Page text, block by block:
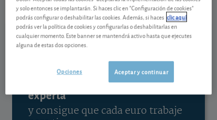
Ver detalladamente
Contenido reservado a SOCIOS
Gestiona tu dinero con visión
experta
y consigue que cada euro trabaje
y solo entonces se implantarán. Si haces clic en "Configuración de cookies"
podrás configurar o deshabilitar las cookies. Además, si haces clic aquí
podrás ver la política de cookies y configurarlas o deshabilitarlas en
cualquier momento. Este banner se mantendrá activo hasta que ejecutes
alguna de estas dos opciones.
Aceptar y continuar
Opciones